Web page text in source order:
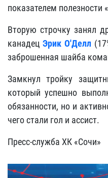
показателем полезности
Вторую строчку занял
канадецЭрик О'Делл
заброшенная шайба
Замкнул тройку
который успешно
обязанности, но и
чего стали гол и ассист.
Пресс-служба ХК «Сочи»